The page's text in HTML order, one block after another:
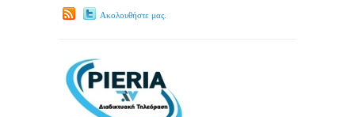
Ακολουθήστε μας.